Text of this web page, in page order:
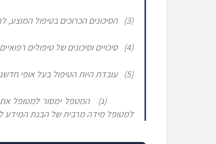
(3) הסיכונים הכרוכים בטיפול המוצע,
(4) סיכויים וסיכונים של טיפולים
(5) עובדת היות הטיפול בעל אופי חדשני.
(ג)המטפל ימסור למטופל
למטופל מידה מרבית של הבנת המידע